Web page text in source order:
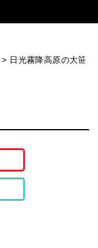
> 日光霧降高原の大笹